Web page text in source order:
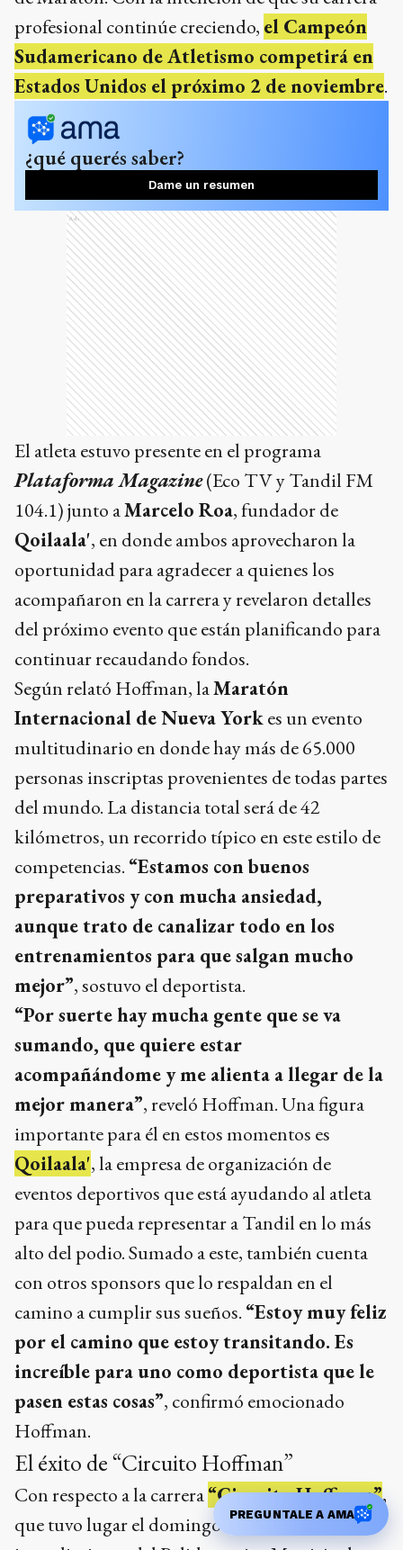
profesional continúe creciendo, el Campeón
Sudamericano de Atletismo competirá en
Estados Unidos el próximo 2 de noviembre.
¿qué querés saber?
Dame un resumen
Ads
El atleta estuvo presente en el programa
Plataforma Magazine(Eco TV y Tandil FM
104.1) junto aMarcelo Roa, fundador de
Qoilaala', en donde ambos aprovecharon la
oportunidad para agradecer a quienes los
acompañaron en la carrera y revelaron detalles
del próximo evento que están planificando para
continuar recaudando fondos.
Según relató Hoffman, laMaratón
Internacional de Nueva Yorkes un evento
multitudinario en donde hay más de 65.000
personas inscriptas provenientes de todas partes
del mundo. La distancia total será de 42
kilómetros, un recorrido típico en este estilo de
competencias. “Estamos con buenos
preparativos y con mucha ansiedad,
aunque trato de canalizar todo en los
entrenamientos para que salgan mucho
mejor”, sostuvo el deportista.
“Por suerte hay mucha gente que se va
sumando, que quiere estar
acompañándome y me alienta a llegar de la
mejor manera”, reveló Hoffman. Una figura
importante para él en estos momentos es
Qoilaala', la empresa de organización de
eventos deportivos que está ayudando al atleta
para que pueda representar a Tandil en lo más
alto del podio. Sumado a este, también cuenta
con otros sponsors que lo respaldan en el
camino a cumplir sus sueños. “Estoy muy feliz
por el camino que estoy transitando. Es
increíble para uno como deportista que le
pasen estas cosas”, confirmó emocionado
Hoffman.
El éxito de “Circuito Hoffman”
Con respecto a la carrera“Circuito Hoffman”,
que tuvo lugar el domingo 6 de abril en las
PREGUNTALE A AMA